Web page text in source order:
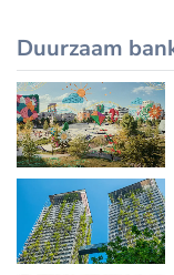
Duurzaam